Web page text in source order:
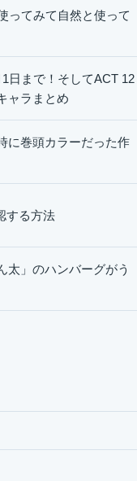
ってみて自然と使って
日まで！そしてACT 12
ャラまとめ
に巻頭カラーだった作
する方法
太」のハンバーグがう